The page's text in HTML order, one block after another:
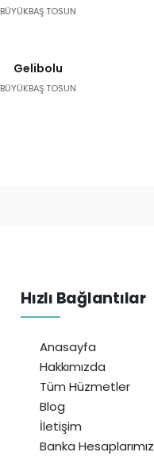
BÜYÜKBAŞ TOSUN
Gelibolu
BÜYÜKBAŞ TOSUN
Hızlı Bağlantılar
Anasayfa
Hakkımızda
Tüm Hüzmetler
Blog
İletişim
Banka Hesaplarımız